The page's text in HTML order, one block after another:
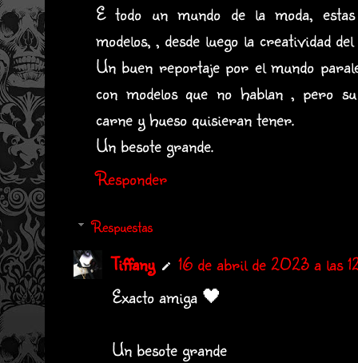
E todo un mundo de la moda, estas
modelos, , desde luego la creatividad
Un buen reportaje por el mundo
con modelos que no hablan , pero
carne y hueso quisieran tener.
Un besote grande.
Responder
Respuestas
Tiffany
16 de abril de 2023 a las
Exacto amiga 🖤
Un besote grande